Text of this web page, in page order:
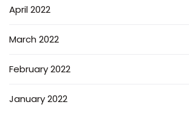
April 2022
March 2022
February 2022
January 2022